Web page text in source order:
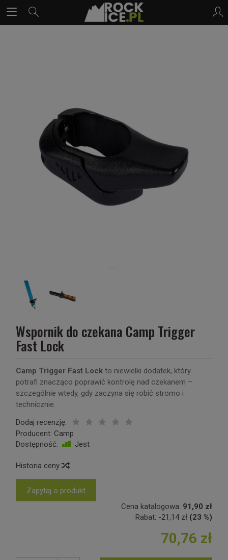
Wspornik do czekana Camp Trigger
Fast Lock
Camp Trigger Fast Lock to niewielki dodatek, który
potrafi znacząco poprawić kontrolę nad czekanem –
szczególnie wtedy, gdy zaczyna się robić stromo i
technicznie.
Dodaj recenzję:
Producent: Camp
Dostępność:
Jest
Historia ceny
Zapytaj o produkt
Cena katalogowa: 91,90 zł
Rabat: -21,14 zł (23 %)
70,76 zł